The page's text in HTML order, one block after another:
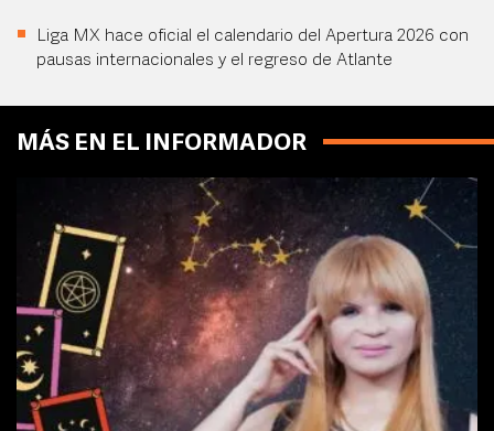
Liga MX hace oficial el calendario del Apertura 2026 con
pausas internacionales y el regreso de Atlante
MÁS EN EL INFORMADOR